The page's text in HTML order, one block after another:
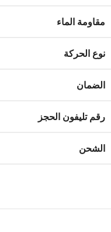
مقاومة الماء
نوع الحركة
الضمان
رقم تليفون الحجز
الشحن